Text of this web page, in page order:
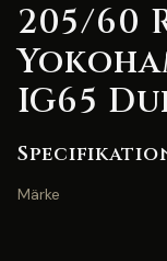
205/60
IG65
Märke